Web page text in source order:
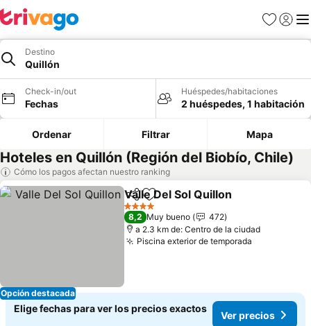
Favoritos
Iniciar
Destino
Quillón
Check-in/out
Fechas
Huéspedes/habitaciones
2 huéspedes, 1 habitación
Ordenar Filtrar Mapa
Hoteles en Quillón (Región del Biobío, Chile)
Cómo los pagos afectan nuestro ranking
Opción destacada
CompartirAgregar a favoritos
Valle Del Sol Quillon
4 Estrellas
8,2 Muy bueno
472
a 2.3 km de: Centro de la ciudad
Piscina exterior de temporada
Elige fechas para ver los precios exactos
Ver precios